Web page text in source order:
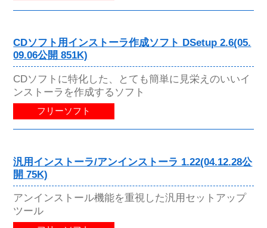
CDソフト用インストーラ作成ソフト DSetup 2.6(05.
09.06公開 851K)
CDソフトに特化した、とても簡単に見栄えのいいイ
ンストーラを作成するソフト
フリーソフト
汎用インストーラ/アンインストーラ 1.22(04.12.28公
開 75K)
アンインストール機能を重視した汎用セットアップ
ツール